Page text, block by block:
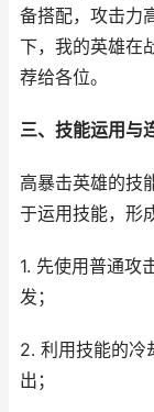
备搭配，攻击力
下，我的英雄在
荐给各位。
三、技能运用与
高暴击英雄的技
于运用技能，形
1. 先使用普通攻
发；
2. 利用技能的冷
出；